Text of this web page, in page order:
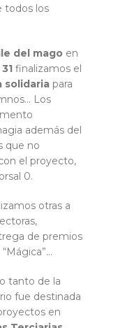
todos los
del mago en
finalizamos el
solidaria para
Los
además del
que no
el proyecto,
0.
otras a
de premios
tanto de la
fue destinada
en